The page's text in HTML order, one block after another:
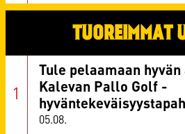
TUOREIMMAT
05.08.
Tule pelaamaan
Kalevan Pallo Golf -